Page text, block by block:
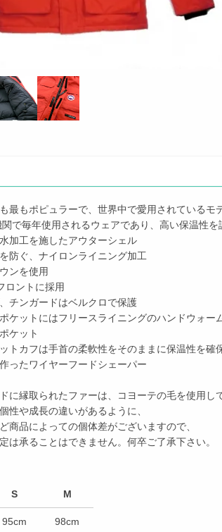
最もポピュラーで、世界中で愛用されているモ
で毎年使用されるウェアであり、高い保温性を
加工を施したアウターシェル
防ぐ、ナイロンライニング加工
ンを使用
ロントに採用
チンガードはベルクロで保護
ケットにはフリースライニングのハンドウォー
ケット
トカフは手首の柔軟性をそのままに保温性を確
ったワイヤーフードシェーパー
に縁取られたファーは、コヨーテの毛を使用し
性や成長の違いがあるように、
商品によっての個体差がございますので、
は承ることはできません。何卒ご了承下さい。
S M
95cm 98cm